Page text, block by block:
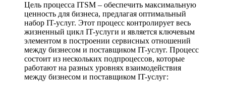
Цель процесса ITSM – обеспечить максимальную
ценность для бизнеса, предлагая оптимальный
набор IT-услуг. Этот процесс контролирует весь
жизненный цикл IT-услуги и является ключевым
элементом в построении сервисных отношений
между бизнесом и поставщиком IT-услуг. Процесс
состоит из нескольких подпроцессов, которые
работают на разных уровнях взаимодействия
между бизнесом и поставщиком IT-услуг: